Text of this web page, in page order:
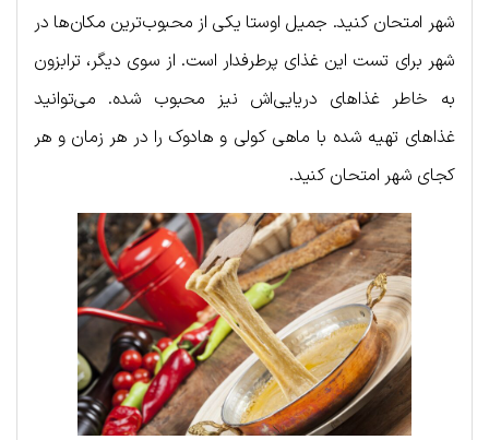
شهر امتحان کنید. جمیل اوستا یکی از محبوب‌ترین مکان‌ها در
شهر برای تست این غذای پرطرفدار است. از سوی دیگر، ترابزون
به خاطر غذاهای دریایی‌اش نیز محبوب شده. می‌توانید
غذاهای تهیه شده با ماهی کولی و هادوک را در هر زمان و هر
کجای شهر امتحان کنید.